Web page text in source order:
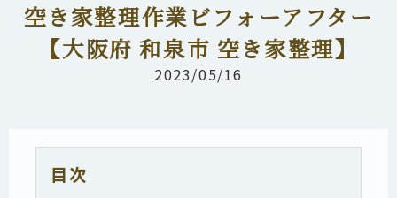
空き家整理作業ビフォーアフター
【大阪府 和泉市 空き家整理】
2023/05/16
目次